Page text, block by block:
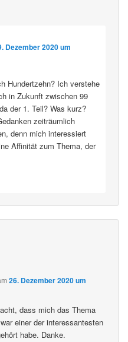
Dezember 2020 um
Hundertzehn? Ich verstehe
in Zukunft zwischen 99
der 1. Teil? Was kurz?
zeiträumlich
denn mich interessiert
Affinität zum Thema, der
26. Dezember 2020 um
dass mich das Thema
einer der interessantesten
habe. Danke.